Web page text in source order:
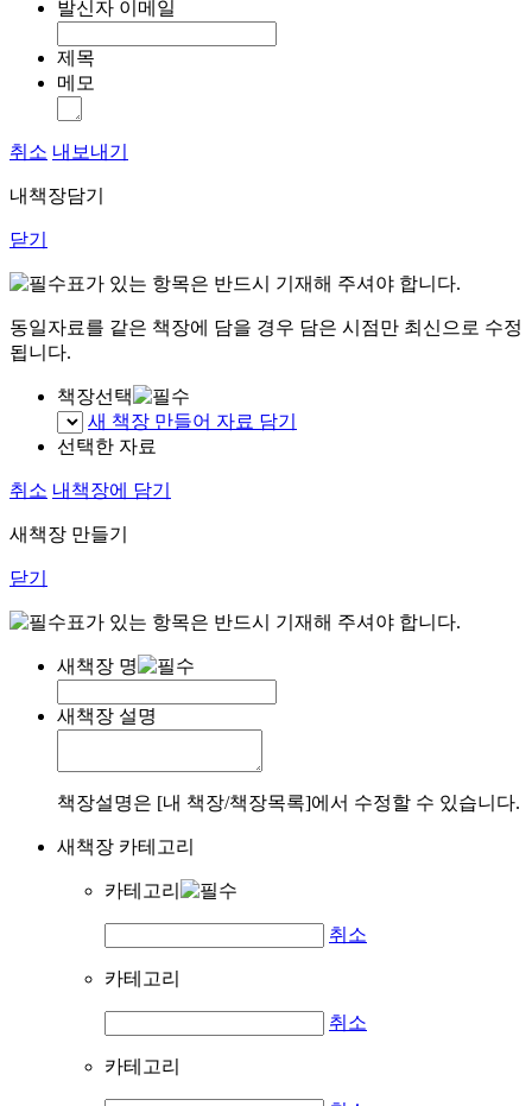
발신자 이메일
제목
메모
취소 내보내기
내책장담기
닫기
표가 있는 항목은 반드시 기재해 주셔야 합니다.
동일자료를 같은 책장에 담을 경우 담은 시점만 최신으로 수정
됩니다.
책장선택
새 책장 만들어 자료 담기
선택한 자료
취소 내책장에 담기
새책장 만들기
닫기
표가 있는 항목은 반드시 기재해 주셔야 합니다.
새책장 명
새책장 설명
책장설명은 [내 책장/책장목록]에서 수정할 수 있습니다.
새책장 카테고리
카테고리
취소
카테고리
취소
카테고리